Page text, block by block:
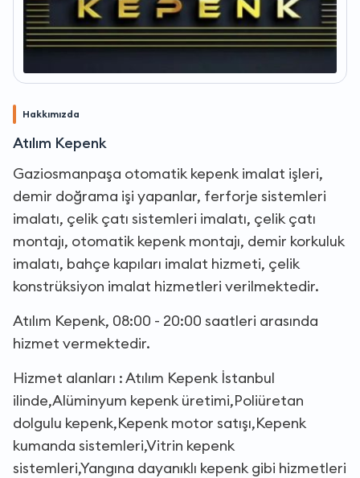
Hakkımızda
Atılım Kepenk
Gaziosmanpaşa otomatik kepenk imalat işleri,
demir doğrama işi yapanlar, ferforje sistemleri
imalatı, çelik çatı sistemleri imalatı, çelik çatı
montajı, otomatik kepenk montajı, demir korkuluk
imalatı, bahçe kapıları imalat hizmeti, çelik
konstrüksiyon imalat hizmetleri verilmektedir.
Atılım Kepenk, 08:00 - 20:00 saatleri arasında
hizmet vermektedir.
Hizmet alanları : Atılım Kepenk İstanbul
ilinde,Alüminyum kepenk üretimi,Poliüretan
dolgulu kepenk,Kepenk motor satışı,Kepenk
kumanda sistemleri,Vitrin kepenk
sistemleri,Yangına dayanıklı kepenk gibi hizmetleri